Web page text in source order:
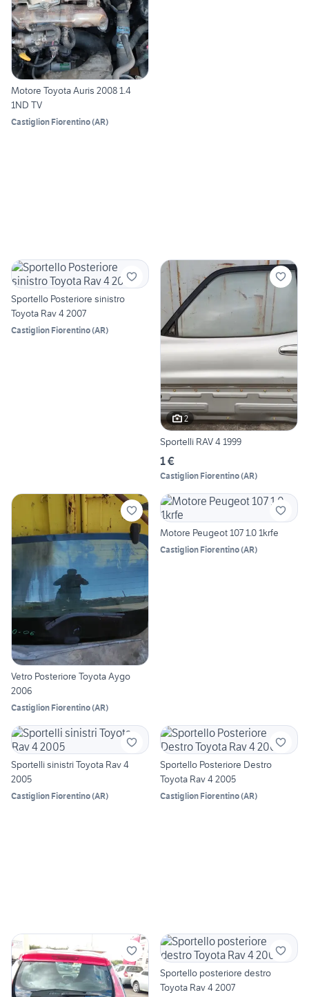
Motore Toyota Auris 2008 1.4
1ND TV
Castiglion Fiorentino(AR)
Sportello Posteriore sinistro
Toyota Rav 4 2007
Castiglion Fiorentino(AR)
2
Sportelli RAV 4 1999
1 €
Castiglion Fiorentino(AR)
Vetro Posteriore Toyota Aygo
2006
Castiglion Fiorentino(AR)
Motore Peugeot 107 1.0 1krfe
Castiglion Fiorentino(AR)
Sportelli sinistri Toyota Rav 4
2005
Castiglion Fiorentino(AR)
Sportello Posteriore Destro
Toyota Rav 4 2005
Castiglion Fiorentino(AR)
Sportello posteriore destro
Toyota Rav 4 2007